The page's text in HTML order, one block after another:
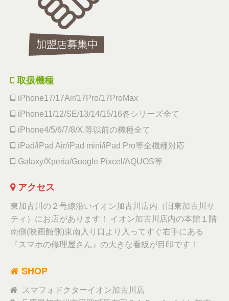
取扱機種
iPhone17/17Air/17Pro/17ProMax
iPhone11/12/SE/13/14/15/16各シリーズ全て
iPhone4/5/6/7/8/X,等以前の機種全て
iPad/iPad Air/iPad mini/iPad Pro等全機種対応
Galaxy/Xperia/Google Pixcel/AQUOS等
アクセス
東加古川の２号線沿いイオン加古川店内（旧東加古川サ
ティ）にお店があります！ イオン加古川店内の本館１階
南側(映画館側)東南入り口より入ってすぐ右手にある
『スマホの修理屋さん』の大きな看板が目印です！
SHOP
スマフォドクターイオン加古川店